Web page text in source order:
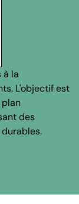
à la
L'objectif est
des